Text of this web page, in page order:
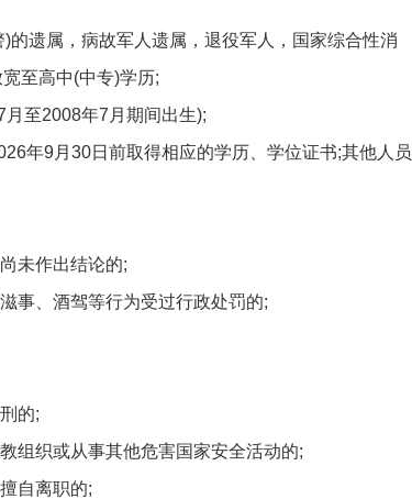
遗属，病故军人遗属，退役军人，国家综合性消
至高中(中专)学历;
至2008年7月期间出生);
年9月30日前取得相应的学历、学位证书;其他人员
未作出结论的;
事、酒驾等行为受过行政处罚的;
的;
组织或从事其他危害国家安全活动的;
自离职的;